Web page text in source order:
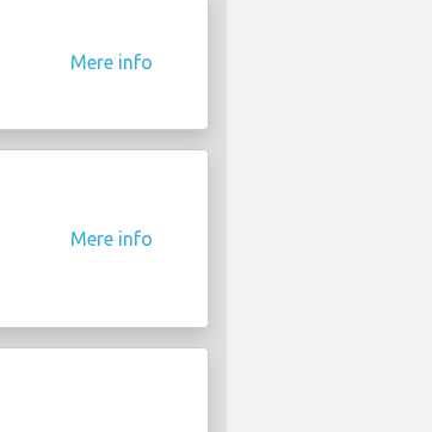
Mere info
Mere info